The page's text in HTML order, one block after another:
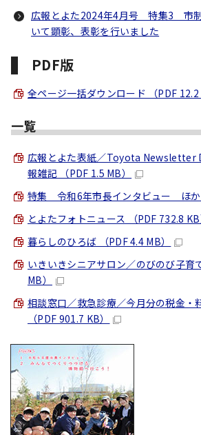
広報とよた2024年4月号 特集3 市
いて顕彰、表彰を行いました
PDF版
全ページ一括ダウンロード （PDF 12.2
一覧
広報とよた表紙／Toyota
報雑記 （PDF 1.5 MB）
特集 令和6年市長インタビュー ほか
とよたフォトニュース （PDF 732.8 KB
暮らしのひろば （PDF 4.4 MB）
いきいきシニアサロン／のびのび子育
MB）
相談窓口／救急診療／今月分の税金・
（PDF 901.7 KB）